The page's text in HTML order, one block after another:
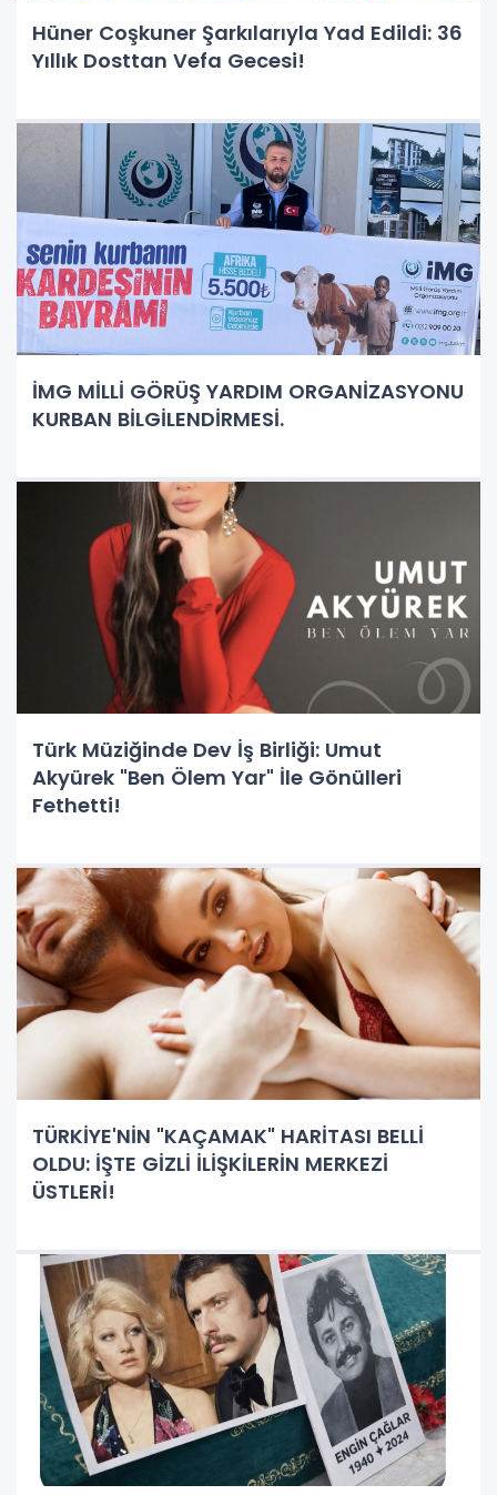
Hüner Coşkuner Şarkılarıyla Yad Edildi: 36
Yıllık Dosttan Vefa Gecesi!
İMG MİLLİ GÖRÜŞ YARDIM ORGANİZASYONU
KURBAN BİLGİLENDİRMESİ.
Türk Müziğinde Dev İş Birliği: Umut
Akyürek "Ben Ölem Yar" İle Gönülleri
Fethetti!
TÜRKİYE'NİN "KAÇAMAK" HARİTASI BELLİ
OLDU: İŞTE GİZLİ İLİŞKİLERİN MERKEZİ
ÜSTLERİ!